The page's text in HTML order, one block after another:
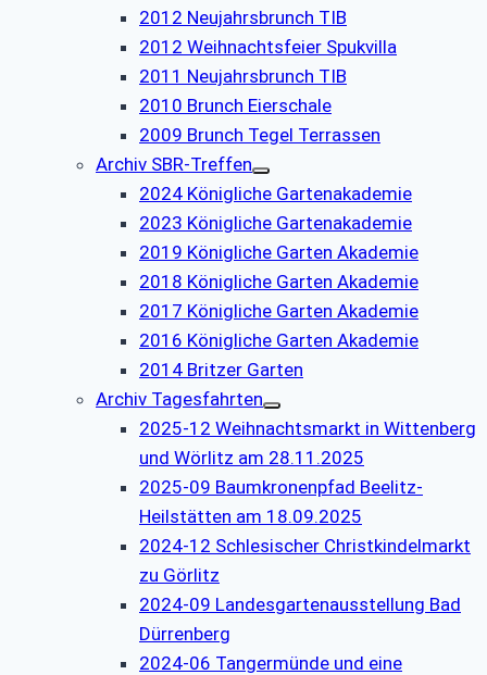
2012 Neujahrsbrunch TIB
2012 Weihnachtsfeier Spukvilla
2011 Neujahrsbrunch TIB
2010 Brunch Eierschale
2009 Brunch Tegel Terrassen
Archiv SBR-Treffen
2024 Königliche Gartenakademie
2023 Königliche Gartenakademie
2019 Königliche Garten Akademie
2018 Königliche Garten Akademie
2017 Königliche Garten Akademie
2016 Königliche Garten Akademie
2014 Britzer Garten
Archiv Tagesfahrten
2025-12 Weihnachtsmarkt in Wittenberg
und Wörlitz am 28.11.2025
2025-09 Baumkronenpfad Beelitz-
Heilstätten am 18.09.2025
2024-12 Schlesischer Christkindelmarkt
zu Görlitz
2024-09 Landesgartenausstellung Bad
Dürrenberg
2024-06 Tangermünde und eine